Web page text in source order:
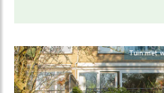
Tuin met